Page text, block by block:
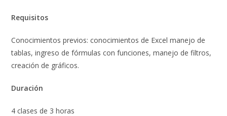
Requisitos
Conocimientos previos: conocimientos de Excel manejo de
tablas, ingreso de fórmulas con funciones, manejo de filtros,
creación de gráficos.
Duración
4 clases de 3 horas